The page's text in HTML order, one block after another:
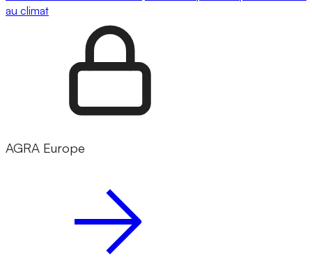
au climat
AGRA Europe